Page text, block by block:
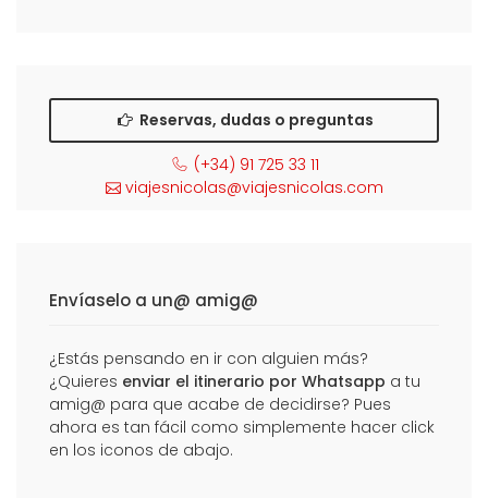
Reservas, dudas o preguntas
(+34) 91 725 33 11
viajesnicolas@viajesnicolas.com
Envíaselo a un@ amig@
¿Estás pensando en ir con alguien más?
¿Quieres enviar el itinerario por Whatsapp a tu
amig@ para que acabe de decidirse? Pues
ahora es tan fácil como simplemente hacer click
en los iconos de abajo.